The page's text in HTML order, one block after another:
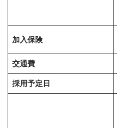
加入保険
交通費
採用予定日